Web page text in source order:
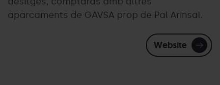
aparcaments de GAVSA prop de Pal Arinsal.
Website